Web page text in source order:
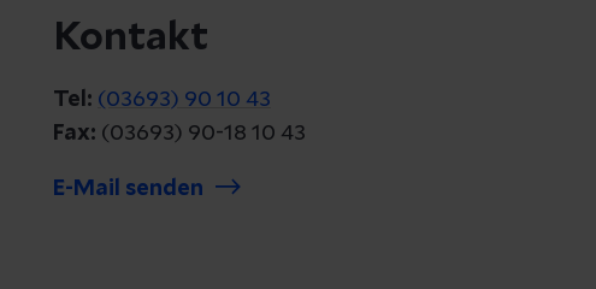
Kontakt
Tel: (03693) 90 10 43
Fax: (03693) 90-18 10 43
E-Mail senden